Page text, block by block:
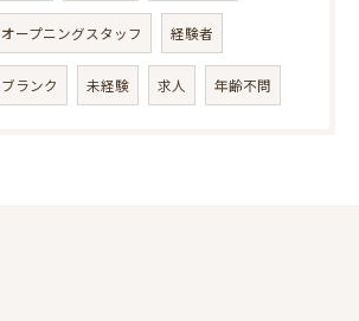
オープニングスタッフ 経験者
ブランク 未経験 求人 年齢不問